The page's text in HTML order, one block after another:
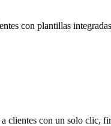
con plantillas
con un solo clic,